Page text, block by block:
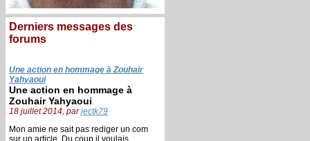
Derniers messages des
forums
Une action en hommage à Zouhair
Yahyaoui
Une action en hommage à
Zouhair Yahyaoui
18 juillet 2014, parjectk79
Mon amie ne sait pas rediger un com
sur un article. Du coup il voulais